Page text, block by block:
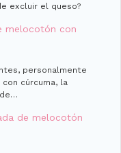
excluir el queso?
melocotón con
personalmente
cúrcuma, la
de melocotón